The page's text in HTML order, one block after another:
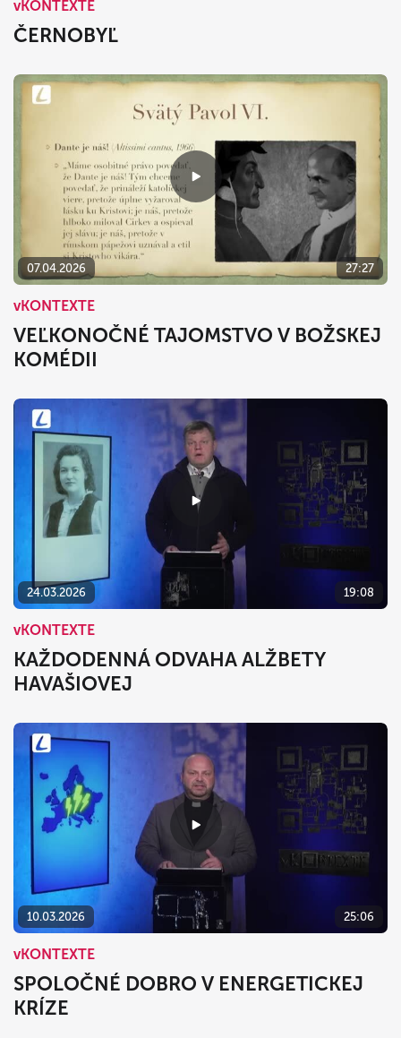
vKONTEXTE
ČERNOBYĽ
07.04.2026 27:27
vKONTEXTE
VEĽKONOČNÉ TAJOMSTVO V BOŽSKEJ
KOMÉDII
24.03.2026 19:08
vKONTEXTE
KAŽDODENNÁ ODVAHA ALŽBETY
HAVAŠIOVEJ
10.03.2026 25:06
vKONTEXTE
SPOLOČNÉ DOBRO V ENERGETICKEJ
KRÍZE